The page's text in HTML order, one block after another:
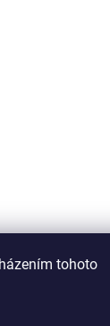
audio zařízení
tohoto